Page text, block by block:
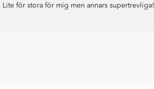
Lite för stora för mig men annars supertrevliga!